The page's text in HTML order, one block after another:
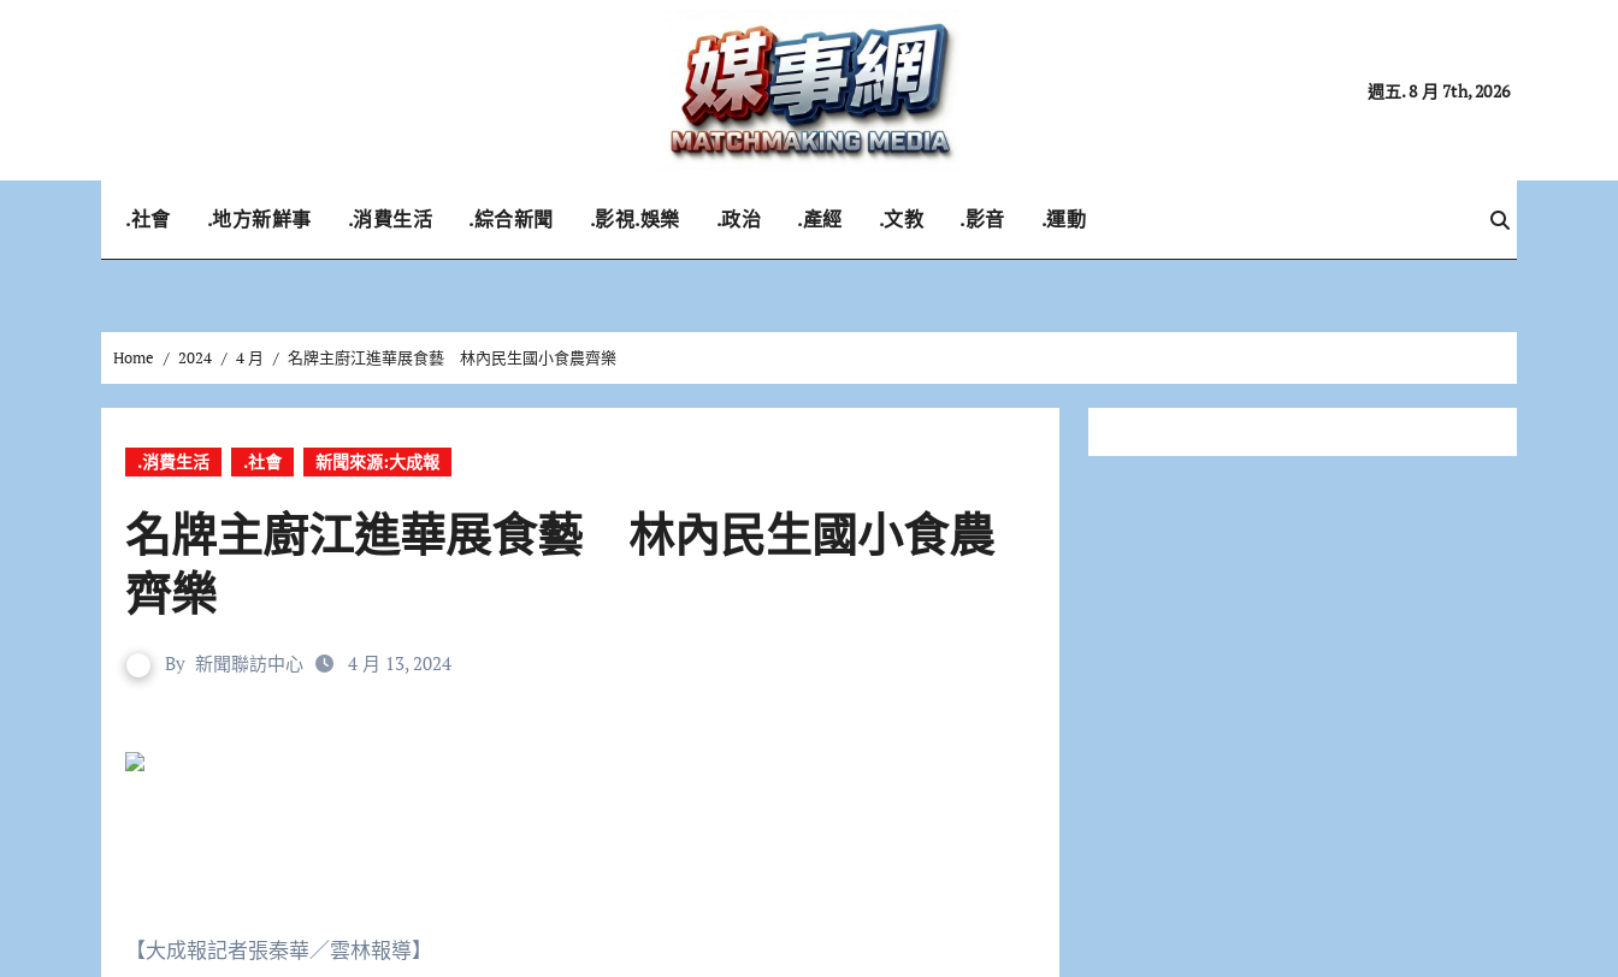
週五. 8 月 7th, 2026
.社會 .地方新鮮事 .消費生活 .綜合新聞 .影視.娛樂 .政治 .產經 .文教 .影音 .運動
Home 2024 4 月 名牌主廚江進華展食藝 林內民生國小食農齊樂
.消費生活 .社會 新聞來源:大成報
名牌主廚江進華展食藝 林內民生國小食農
齊樂
By 新聞聯訪中心 4 月 13, 2024
【大成報記者張秦華／雲林報導】